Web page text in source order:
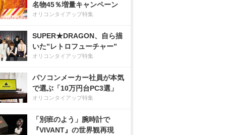
名物45％増量キャンペーン
オリコンタイアップ特集
SUPER★DRAGON、自ら描
いた”レトロフューチャー”
オリコンタイアップ特集
パソコンメーカー社員が本気
で選ぶ「10万円台PC3選」
オリコンタイアップ特集
「別班のよう」腕時計で
『VIVANT』の世界観再現